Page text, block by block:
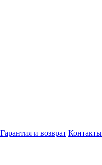
Гарантия и возврат Контакты